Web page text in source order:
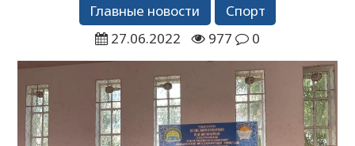
Главные новости
Спорт
27.06.2022
977 0